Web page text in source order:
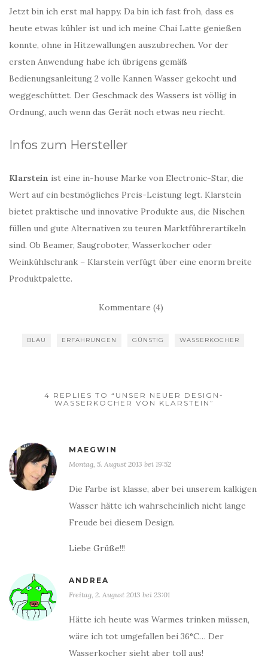
Jetzt bin ich erst mal happy. Da bin ich fast froh, dass es
heute etwas kühler ist und ich meine Chai Latte genießen
konnte, ohne in Hitzewallungen auszubrechen. Vor der
ersten Anwendung habe ich übrigens gemäß
Bedienungsanleitung 2 volle Kannen Wasser gekocht und
weggeschüttet. Der Geschmack des Wassers ist völlig in
Ordnung, auch wenn das Gerät noch etwas neu riecht.
Infos zum Hersteller
Klarstein ist eine in-house Marke von Electronic-Star, die
Wert auf ein bestmögliches Preis-Leistung legt. Klarstein
bietet praktische und innovative Produkte aus, die Nischen
füllen und gute Alternativen zu teuren Marktführerartikeln
sind. Ob Beamer, Saugroboter, Wasserkocher oder
Weinkühlschrank – Klarstein verfügt über eine enorm breite
Produktpalette.
Kommentare (4)
BLAU ERFAHRUNGEN GÜNSTIG WASSERKOCHER
4 REPLIES TO “UNSER NEUER DESIGN-
WASSERKOCHER VON KLARSTEIN”
MAEGWIN
Montag, 5. August 2013 bei 19:52
Die Farbe ist klasse, aber bei unserem kalkigen
Wasser hätte ich wahrscheinlich nicht lange
Freude bei diesem Design.
Liebe Grüße!!!
ANDREA
Freitag, 2. August 2013 bei 23:01
Hätte ich heute was Warmes trinken müssen,
wäre ich tot umgefallen bei 36°C… Der
Wasserkocher sieht aber toll aus!